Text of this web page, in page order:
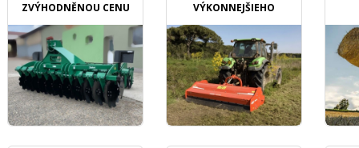
ZVÝHODNĚNOU CENU
VÝKONNEJŠIEHO
MULČOVAČU